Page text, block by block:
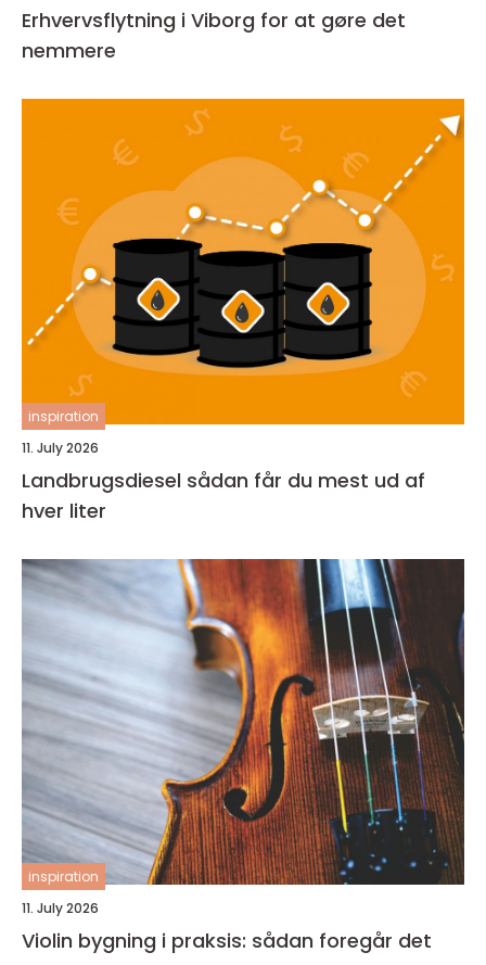
Erhvervsflytning i Viborg for at gøre det
nemmere
inspiration
11. July 2026
Landbrugsdiesel sådan får du mest ud af
hver liter
inspiration
11. July 2026
Violin bygning i praksis: sådan foregår det